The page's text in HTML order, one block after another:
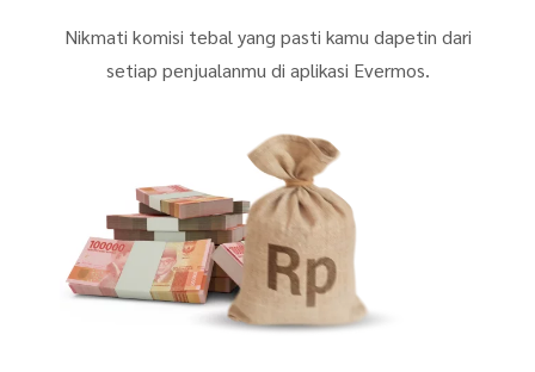
Nikmati komisi tebal yang pasti kamu dapetin dari
setiap penjualanmu di aplikasi Evermos.